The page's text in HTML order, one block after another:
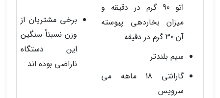
اتو 90 گرم در دقیقه و
میزان بخاردهی پیوسته
آن 30 گرم در دقیقه
سیم بلندتر
گارانتی 18 ماهه می
سرویس
برخی مشتریان از
وزن نسبتاً سنگین
این دستگاه
ناراضی بوده اند